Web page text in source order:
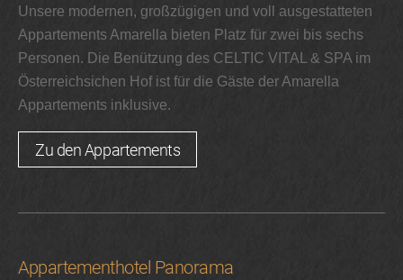
Unsere modernen, großzügigen und voll ausgestatteten
Appartements Amarella bieten Platz für zwei bis sechs
Personen. Die Benützung des CELTIC VITAL & SPA im
Österreichsichen Hof ist für die Gäste der Amarella
Appartements inklusive.
Zu den Appartements
Appartementhotel Panorama